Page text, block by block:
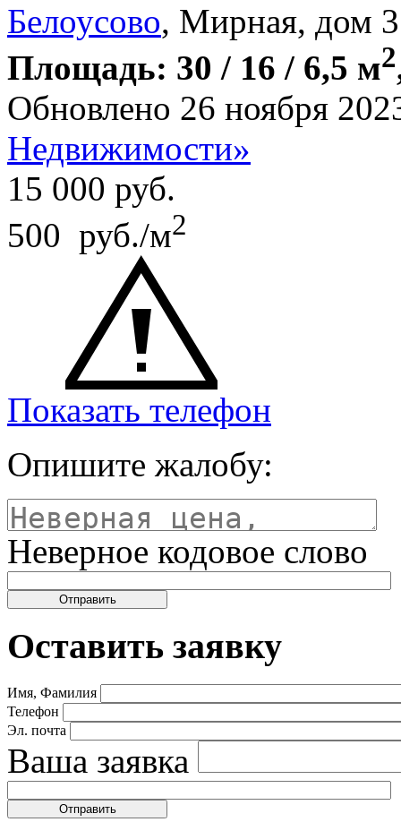
Белоусово, Мирная, дом 3
Площадь: 30 / 16 / 6,5 м2
Обновлено 26 ноября
Недвижимости»
15 000 руб.
500 руб./м2
Показать телефон
Опишите жалобу:
Неверное кодовое слово
Оставить заявку
Имя, Фамилия
Телефон
Эл. почта
Ваша заявка